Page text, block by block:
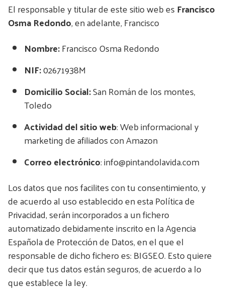
El responsable y titular de este sitio web es Francisco
Osma Redondo, en adelante, Francisco
Nombre:Francisco Osma Redondo
NIF:02671938M
Domicilio Social:San Román de los montes,
Toledo
Actividad del sitio web: Web informacional y
marketing de afiliados con Amazon
Correo electrónico: info@pintandolavida.com
Los datos que nos facilites con tu consentimiento, y
de acuerdo al uso establecido en esta Política de
Privacidad, serán incorporados a un fichero
automatizado debidamente inscrito en la Agencia
Española de Protección de Datos, en el que el
responsable de dicho fichero es: BIGSEO. Esto quiere
decir que tus datos están seguros, de acuerdo a lo
que establece la ley.